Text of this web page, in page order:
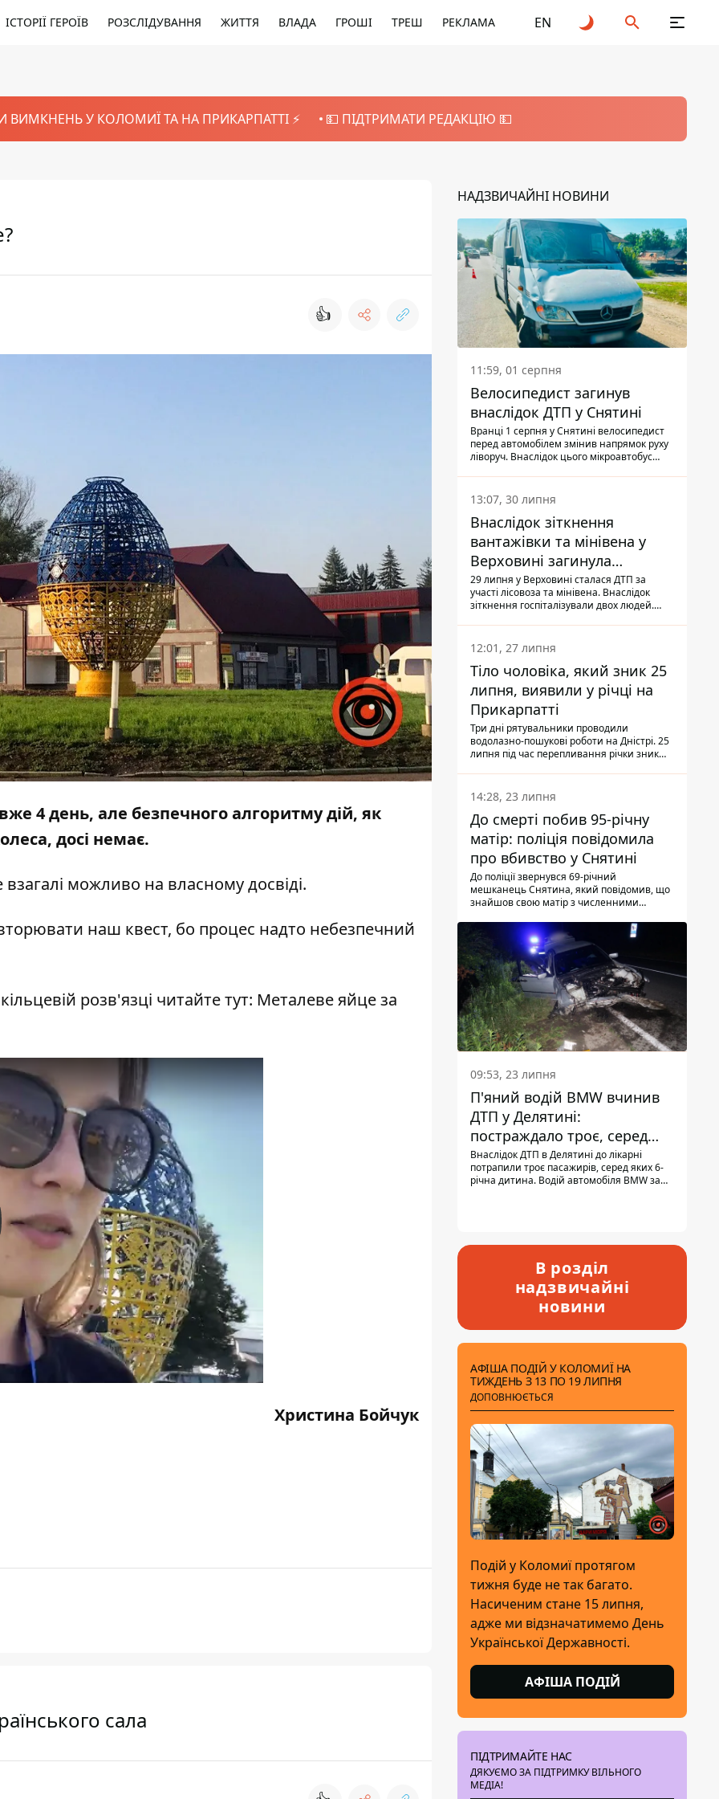
ІСТОРІЇ ГЕРОЇВ РОЗСЛІДУВАННЯ ЖИТТЯ ВЛАДА ГРОШІ ТРЕШ РЕКЛАМА EN
ВИМКНЕНЬ У КОЛОМИЇ ТА НА ПРИКАРПАТТІ ⚡️ 💵 ПІДТРИМАТИ РЕДАКЦІЮ 💵
👍
4 день, але безпечного алгоритму дій, як
досі немає.
можливо на власному досвіді.
наш квест, бо процес надто небезпечний
розв'язці читайте тут: Металеве яйце за
Христина Бойчук
сала
НАДЗВИЧАЙНІ НОВИНИ
11:59, 01 серпня
Велосипедист загинув
внаслідок ДТП у Снятині
Вранці 1 серпня у Снятині велосипедист
перед автомобілем змінив напрямок руху
ліворуч. Внаслідок цього мікроавтобус
13:07, 30 липня
Внаслідок зіткнення
вантажівки та мінівена у
Верховині загинула
пасажирка, водійка - у
лікарні
29 липня у Верховині сталася ДТП за
участі лісовоза та мінівена. Внаслідок
зіткнення госпіталізували двох людей.
Також травми отримала водійка
автомобіля.
12:01, 27 липня
Тіло чоловіка, який зник 25
липня, виявили у річці на
Прикарпатті
Три дні рятувальники проводили
водолазно-пошукові роботи на Дністрі. 25
липня під час перепливання річки зник
виявили тіло.
14:28, 23 липня
До смерті побив 95-річну
матір: поліція повідомила
про вбивство у Снятині
До поліції звернувся 69-річний
мешканець Снятина, який повідомив, що
знайшов свою матір з численними
з'ясували правоохоронці, ці травми жінці
наніс її син.
09:53, 23 липня
П'яний водій BMW вчинив
ДТП у Делятині:
постраждало троє, серед
них - дитина
Внаслідок ДТП в Делятині до лікарні
потрапили троє пасажирів, серед яких 6-
річна дитина. Водій автомобіля BMW за
В розділ
надзвичайні
новини
АФІША ПОДІЙ У КОЛОМИЇ НА
ТИЖДЕНЬ З 13 ПО 19 ЛИПНЯ
ДОПОВНЮЄТЬСЯ
Подій у Коломиї протягом
тижня буде не так багато.
Насиченим стане 15 липня,
адже ми відзначатимемо День
Української Державності.
АФІША ПОДІЙ
ПІДТРИМАЙТЕ НАС
ДЯКУЄМО ЗА ПІДТРИМКУ ВІЛЬНОГО
МЕДІА!